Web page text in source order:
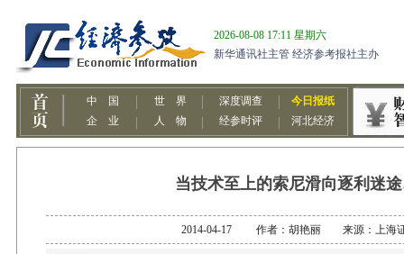
当技术至上的索尼滑向逐利迷
2014-04-17 作者：胡艳丽 来源：上海